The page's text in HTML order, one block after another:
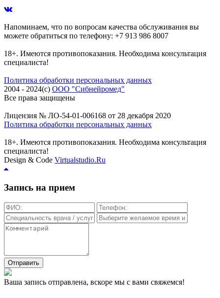
Напоминаем, что по вопросам качества обслуживания вы
можете обратиться по телефону: +7 913 986 8007
18+. Имеются противопоказания. Необходима консультация
специалиста!
Политика обработки персональных данных
2004 - 2024(c) ООО "Сибнейромед"
Все права защищены
Лицензия № ЛО-54-01-006168 от 28 декабря 2020
Политика обработки персональных данных
18+. Имеются противопоказания. Необходима консультация
специалиста!
Design & Code Virtualstudio.Ru
Запись на прием
Отправить
Ваша запись отправлена, вскоре мы с вами свяжемся!